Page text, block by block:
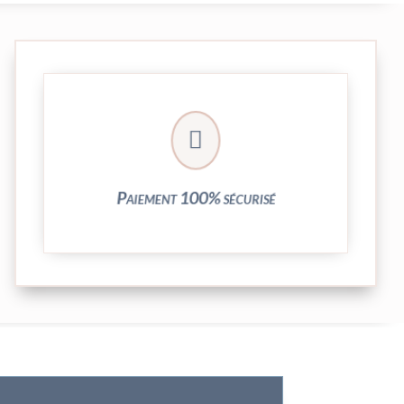

Paiement 100% sécurisé
Vos transactions par carte bancaire sont
entièrement sécurisées grâce au système
crypté de notre partenaire PayPlug.